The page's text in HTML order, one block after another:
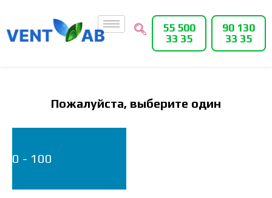
55 500
33 35
90 130
33 35
Пожалуйста, выберите один
0 - 100